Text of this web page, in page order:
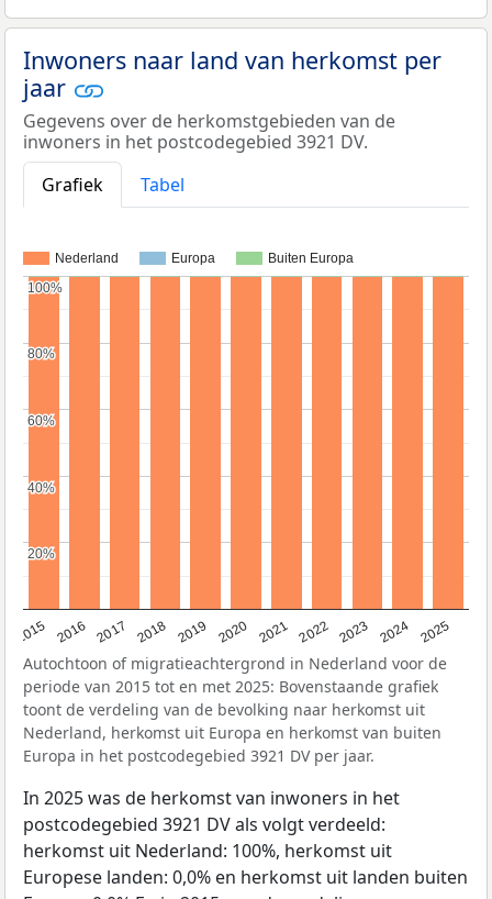
Inwoners naar land van herkomst per
jaar
Gegevens over de herkomstgebieden van de
inwoners in het postcodegebied 3921 DV.
Grafiek
Tabel
Nederland Europa Buiten Europa
2015 2016 2017 2018 2019 2020 2021 2022 2023 2024 2025
20%
20%
40%
40%
60%
60%
80%
80%
100%
100%
Autochtoon of migratieachtergrond in Nederland voor de
periode van 2015 tot en met 2025: Bovenstaande grafiek
toont de verdeling van de bevolking naar herkomst uit
Nederland, herkomst uit Europa en herkomst van buiten
Europa in het postcodegebied 3921 DV per jaar.
In 2025 was de herkomst van inwoners in het
postcodegebied 3921 DV als volgt verdeeld:
herkomst uit Nederland: 100%, herkomst uit
Europese landen: 0,0% en herkomst uit landen buiten